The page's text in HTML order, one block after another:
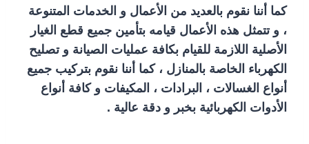
كما أننا نقوم بالعديد من الأعمال و الخدمات المتنوعة
، و تتمثل هذه الأعمال قيامه بتأمين جميع قطع الغيار
الأصلية اللازمة للقيام بكافة عمليات الصيانة و تصليح
الكهرباء الخاصة بالمنازل ، كما أننا نقوم بتركيب جميع
أنواع الغسالات ، البرادات ، المكيفات و كافة أنواع
الأدوات الكهربائية بخبر و دقة عالية .